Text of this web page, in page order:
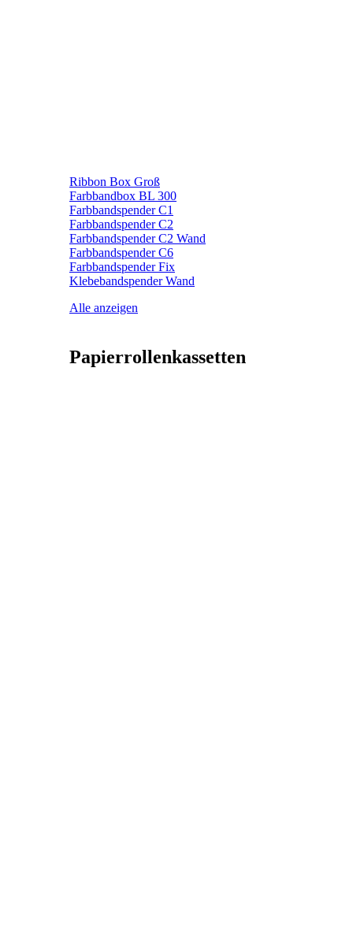
Ribbon Box Groß
Farbbandbox BL 300
Farbbandspender C1
Farbbandspender C2
Farbbandspender C2 Wand
Farbbandspender C6
Farbbandspender Fix
Klebebandspender Wand
Alle anzeigen
Papierrollenkassetten